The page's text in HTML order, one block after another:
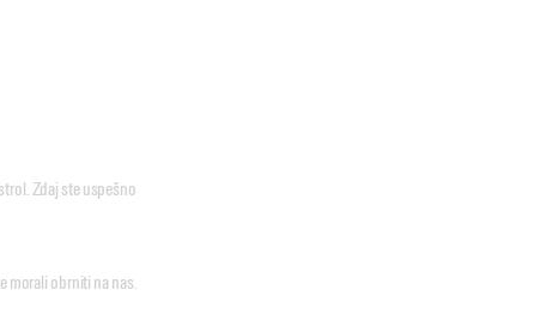
Zdaj ste uspešno
morali obrniti na nas.